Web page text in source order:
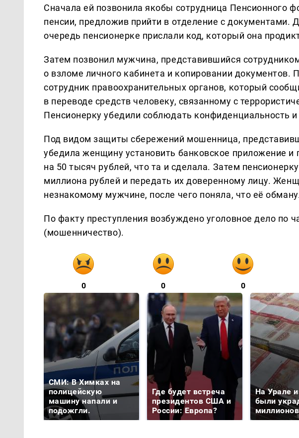
Сначала ей позвонила якобы сотрудница Пенсионного
пенсии, предложив прийти в отделение с документами.
очередь пенсионерке прислали код, который она
Затем позвонил мужчина, представившийся сотрудником
о взломе личного кабинета и копировании документов.
сотрудник правоохранительных органов, который
в переводе средств человеку, связанному с
Пенсионерку убедили соблюдать конфиденциальность
Под видом защиты сбережений мошенница,
убедила женщину установить банковское приложение и
на 50 тысяч рублей, что та и сделала. Затем
миллиона рублей и передать их доверенному лицу.
незнакомому мужчине, после чего поняла, что её
По факту преступления возбуждено уголовное дело по
(мошенничество).
0 0 0
СМИ: В Химках на
полицейскую
машину напали и
подожгли.
Где будет встреча
президентов США и
России: Европа?
На Урале
были